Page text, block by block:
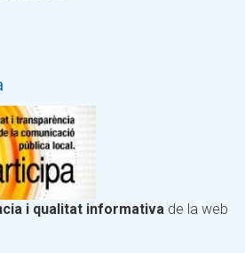
i qualitat informativa de la web